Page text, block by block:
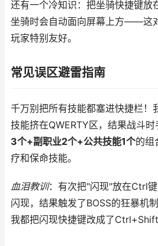
还有一个冷知识：把坐骑快捷键放
坐骑时会自动面向屏幕上方——这
玩家特别友好。
常见误区避雷指南
千万别把所有技能都塞进快捷栏！
技能挤在QWERTY区，结果战斗
3个+副职业2个+公共技能1个的组
疗和保命技能。
血泪教训：有次把"闪现"放在Ctrl
闪现，结果触发了BOSS的狂暴机
我都把闪现快捷键改成了